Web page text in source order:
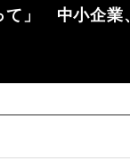
て」 中小企業、